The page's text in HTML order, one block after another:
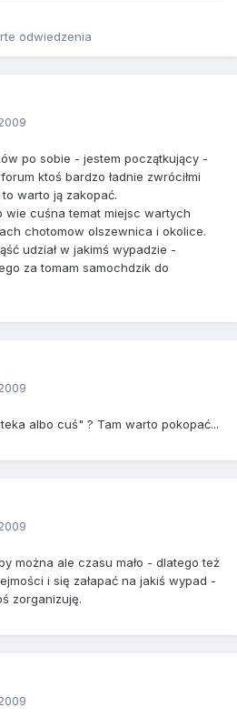
odwiedzenia
po sobie - jestem początkujący -
ktoś bardzo ładnie zwróciłmi
warto ją zakopać.
wie cuśna temat miejsc wartych
chotomow olszewnica i okolice.
udział w jakimś wypadzie -
za tomam samochdzik do
albo cuś" ? Tam warto pokopać...
można ale czasu mało - dlatego też
i się załapać na jakiś wypad -
zorganizuję.